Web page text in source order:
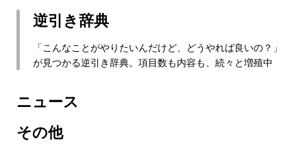
逆引き辞典
「こんなことがやりたいんだけど、どうやれば良いの？」
が見つかる逆引き辞典。項目数も内容も、続々と増殖中
ニュース
その他